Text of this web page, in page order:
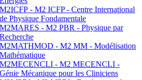
M2ICFP - M2 ICFP - Centre International
de Physique Fondamentale
M2MARES - M2 PBR - Physique par
Recherche
M2MATHMOD - M2 MM - Modélisation
Mathématique
M2MECENCLI - M2 MECENCLI -
Génie Mécanique pour les Cliniciens